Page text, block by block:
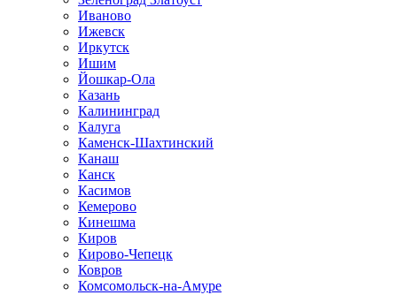
Иваново
Ижевск
Иркутск
Ишим
Йошкар-Ола
Казань
Калининград
Калуга
Каменск-Шахтинский
Канаш
Канск
Касимов
Кемерово
Кинешма
Киров
Кирово-Чепецк
Ковров
Комсомольск-на-Амуре